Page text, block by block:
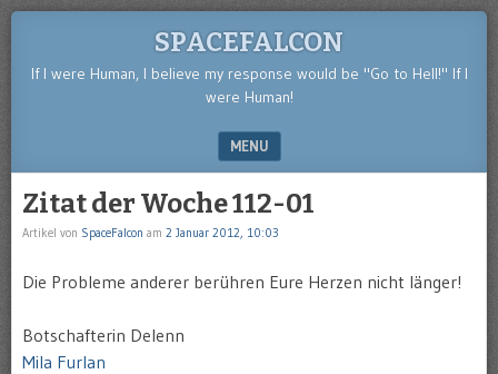
SPACEFALCON
If I were Human, I believe my response would be "Go to Hell!" If I
were Human!
MENU
Zitat der Woche 112-01
Artikel von SpaceFalcon am 2 Januar 2012, 10:03
Die Probleme anderer berühren Eure Herzen nicht länger!
Botschafterin Delenn
Mila Furlan